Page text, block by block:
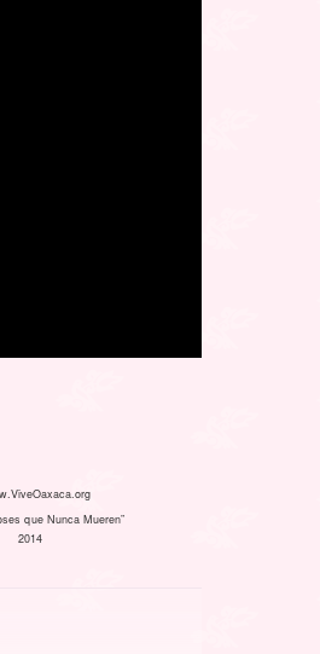
que Nunca Mueren”
2014